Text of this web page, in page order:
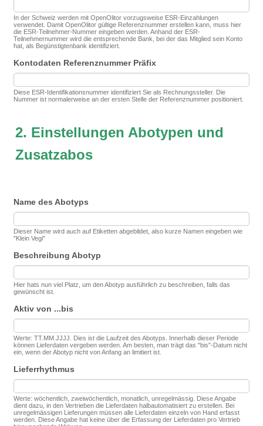
In der Schweiz werden mit OpenOlitor vorzugsweise ESR-Einzahlungen
verwendet. Damit OpenOlitor gültige Referenznummer erstellen kann, muss hier
die ESR-Teilnehmer-Nummer eingeben werden. Anhand der ESR-
Teilnehmernummer wird die entsprechende Bank, bei der das Mitglied sein Konto
hat, als Begünstigtenbank identifiziert.
Kontodaten Referenznummer Präfix
Diese ESR-Identifikationsnummer identifiziert Sie als Rechnungssteller. Die
Nummer ist normalerweise an der ersten Stelle der Referenznummer positioniert.
2. Einstellungen Abotypen und
Zusatzabos
Name des Abotyps
Dieser Name wird auch auf Etiketten abgebildet, also kurze Namen eingeben wie
"Klein Vegi"
Beschreibung Abotyp
Hier hats nun viel Platz, um den Abotyp ausführlich zu beschreiben, falls das
gewünscht ist.
Aktiv von ...bis
Werte: TT.MM.JJJJ. Dies ist die Laufzeit des Abotyps. Innerhalb dieser Periode
können Lieferdaten vergeben werden. Am besten, man trägt das "bis"-Datum nicht
ein, wenn der Abotyp nicht von Anfang an limitiert ist.
Lieferrhythmus
Werte: wöchentlich, zweiwöchentlich, monatlich, unregelmässig. Diese Angabe
dient dazu, in den Vertrieben die Lieferdaten halbautomatisiert zu erstellen. Bei
unregelmässigen Lieferungen müssen alle Lieferdaten einzeln von Hand erfasst
werden. Diese Angabe hat keine über die Erfassung der Lieferdaten pro Vertrieb